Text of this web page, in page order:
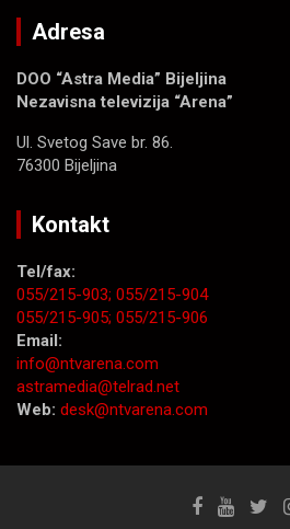
Adresa
DOO “Astra Media” Bijeljina
Nezavisna televizija “Arena”
Ul. Svetog Save br. 86.
76300 Bijeljina
Kontakt
Tel/fax:
055/215-903; 055/215-904
055/215-905; 055/215-906
Email:
info@ntvarena.com
astramedia@telrad.net
Web: desk@ntvarena.com